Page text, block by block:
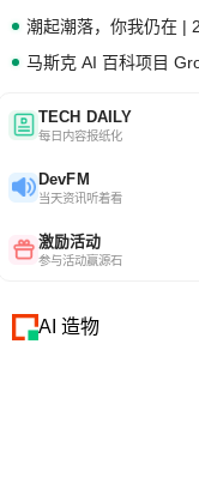
潮起潮落，你我仍在 |
马斯克 AI 百科项目
TECH DAILY
每日内容报纸化
DevFM
当天资讯听着看
激励活动
参与活动赢源石
AI 造物